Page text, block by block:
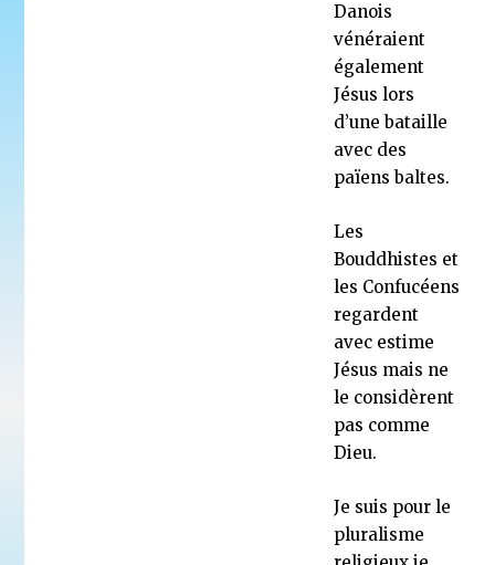
Danois
vénéraient
également
Jésus lors
d’une bataille
avec des
païens baltes.
Les
Bouddhistes et
les Confucéens
regardent
avec estime
Jésus mais ne
le considèrent
pas comme
Dieu.
Je suis pour le
pluralisme